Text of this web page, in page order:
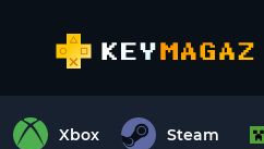
Xbox Steam